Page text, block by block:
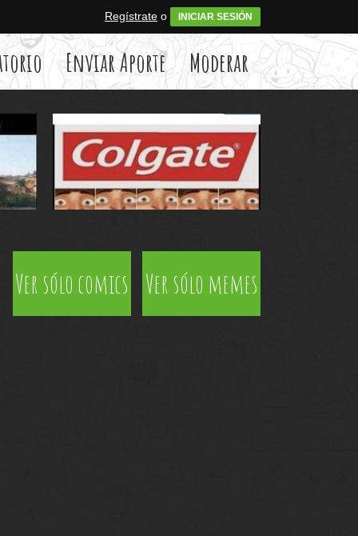
Regístrate o INICIAR SESIÓN
Enviar Aporte Moderar
Ver sólo comics Ver sólo memes